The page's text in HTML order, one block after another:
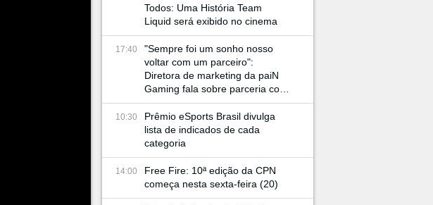
Todos: Uma História Team
Liquid será exibido no cinema
17:40
"Sempre foi um sonho nosso
voltar com um parceiro":
Diretora de marketing da paiN
Gaming fala sobre parceria com
JBL e retorno à BGS
10:30
Prêmio eSports Brasil divulga
lista de indicados de cada
categoria
14:00
Free Fire: 10ª edição da CPN
começa nesta sexta-feira (20)